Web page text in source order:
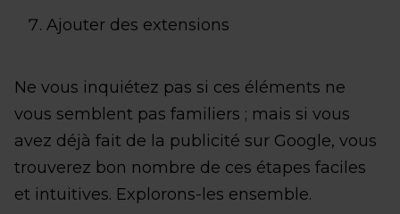
Ajouter des extensions
Ne vous inquiétez pas si ces éléments ne
vous semblent pas familiers ; mais si vous
avez déjà fait de la publicité sur Google, vous
trouverez bon nombre de ces étapes faciles
et intuitives. Explorons-les ensemble.